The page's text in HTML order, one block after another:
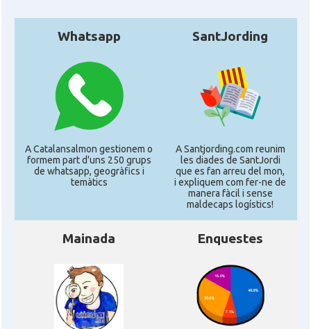
Whatsapp
A Catalansalmon gestionem o
formem part d'uns 250 grups
de whatsapp, geogràfics i
temàtics
SantJording
A Santjording.com reunim
les diades de SantJordi
que es fan arreu del mon,
i expliquem com fer-ne de
manera fàcil i sense
maldecaps logí­stics!
Mainada Enquestes